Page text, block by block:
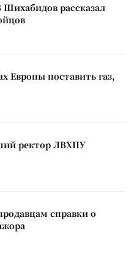
рассказал
Европы поставить газ,
ректор ЛВХПУ
справки о